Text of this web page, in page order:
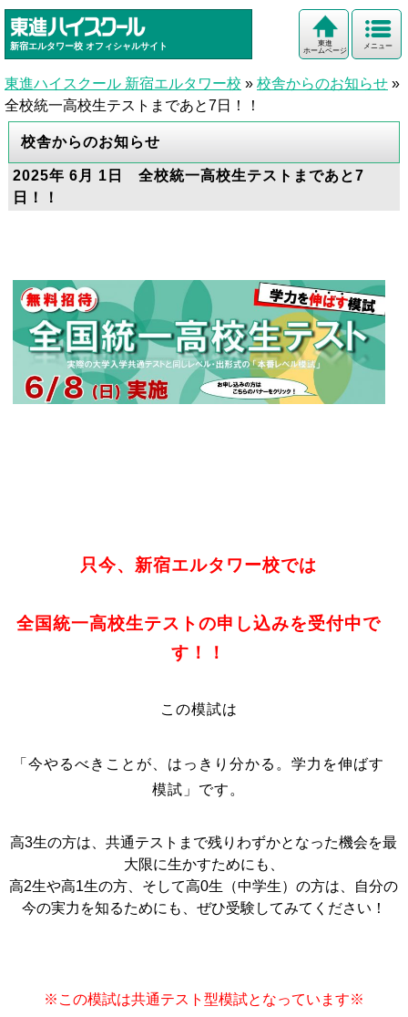
新宿エルタワー校 オフィシャルサイト メニュー
東進
ホームページ
東進ハイスクール 新宿エルタワー校 » 校舎からのお知らせ »
全校統一高校生テストまであと7日！！
校舎からのお知らせ
2025年 6月 1日 全校統一高校生テストまであと7
日！！
只今、新宿エルタワー校では
全国統一高校生テストの申し込みを受付中で
す！！
この模試は
「今やるべきことが、はっきり分かる。学力を伸ばす
模試」です。
高3生の方は、共通テストまで残りわずかとなった機会を最
大限に生かすためにも、
高2生や高1生の方、そして高0生（中学生）の方は、自分の
今の実力を知るためにも、ぜひ受験してみてください！
※この模試は共通テスト型模試となっています※